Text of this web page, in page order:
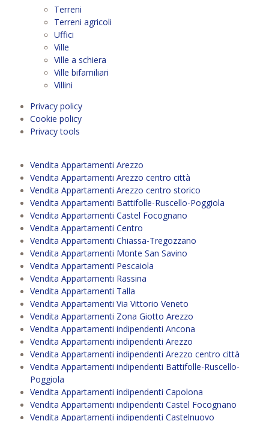
Terreni
Terreni agricoli
Uffici
Ville
Ville a schiera
Ville bifamiliari
Villini
Privacy policy
Cookie policy
Privacy tools
Vendita Appartamenti Arezzo
Vendita Appartamenti Arezzo centro città
Vendita Appartamenti Arezzo centro storico
Vendita Appartamenti Battifolle-Ruscello-Poggiola
Vendita Appartamenti Castel Focognano
Vendita Appartamenti Centro
Vendita Appartamenti Chiassa-Tregozzano
Vendita Appartamenti Monte San Savino
Vendita Appartamenti Pescaiola
Vendita Appartamenti Rassina
Vendita Appartamenti Talla
Vendita Appartamenti Via Vittorio Veneto
Vendita Appartamenti Zona Giotto Arezzo
Vendita Appartamenti indipendenti Ancona
Vendita Appartamenti indipendenti Arezzo
Vendita Appartamenti indipendenti Arezzo centro città
Vendita Appartamenti indipendenti Battifolle-Ruscello-
Poggiola
Vendita Appartamenti indipendenti Capolona
Vendita Appartamenti indipendenti Castel Focognano
Vendita Appartamenti indipendenti Castelnuovo